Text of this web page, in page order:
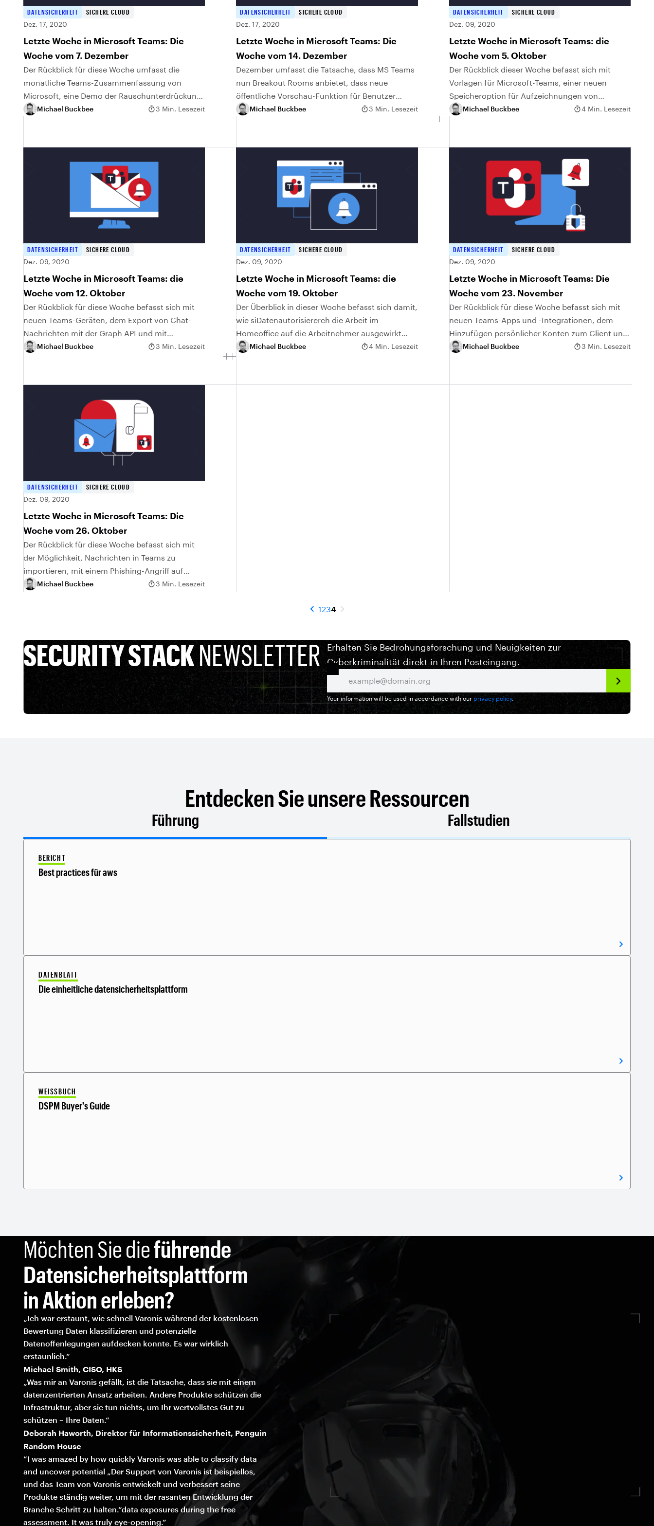
DATENSICHERHEIT
SICHERE CLOUD
Dez. 17, 2020
Letzte Woche in Microsoft Teams: Die
Woche vom 7. Dezember
Der Rückblick für diese Woche umfasst die
monatliche Teams-Zusammenfassung von
Microsoft, eine Demo der Rauschunterdrückung
in Besprechungen und eine wichtige Änderung
Michael Buckbee 3 Min. Lesezeit
DATENSICHERHEIT
SICHERE CLOUD
Dez. 17, 2020
Letzte Woche in Microsoft Teams: Die
Woche vom 14. Dezember
Dezember umfasst die Tatsache, dass MS Teams
nun Breakout Rooms anbietet, dass neue
öffentliche Vorschau-Funktion für Benutzer
aktiviert sind und wie man eine Weihnachtsfeier
Michael Buckbee 3 Min. Lesezeit
DATENSICHERHEIT
SICHERE CLOUD
Dez. 09, 2020
Letzte Woche in Microsoft Teams: die
Woche vom 5. Oktober
Der Rückblick dieser Woche befasst sich mit
Vorlagen für Microsoft-Teams, einer neuen
Speicheroption für Aufzeichnungen von
Meetings sowie mit Verbesserungen der
Erfahrung vor der Teilnahme an einem Meeting.
Michael Buckbee 4 Min. Lesezeit
DATENSICHERHEIT
SICHERE CLOUD
Dez. 09, 2020
Letzte Woche in Microsoft Teams: die
Woche vom 12. Oktober
Der Rückblick für diese Woche befasst sich mit
neuen Teams-Geräten, dem Export von Chat-
Nachrichten mit der Graph API und mit
Ressourcen für den Übergang von Skype
Michael Buckbee 3 Min. Lesezeit
DATENSICHERHEIT
SICHERE CLOUD
Dez. 09, 2020
Letzte Woche in Microsoft Teams: die
Woche vom 19. Oktober
Der Überblick in dieser Woche befasst sich damit,
wie siDatenautorisiererch die Arbeit im
Homeoffice auf die Arbeitnehmer ausgewirkt
hat, mit den nachteiligen Auswirkungen von
Michael Buckbee 4 Min. Lesezeit
DATENSICHERHEIT
SICHERE CLOUD
Dez. 09, 2020
Letzte Woche in Microsoft Teams: Die
Woche vom 23. November
Der Rückblick für diese Woche befasst sich mit
neuen Teams-Apps und -Integrationen, dem
Hinzufügen persönlicher Konten zum Client und
der Nutzung der neuen Umfragefunktion in
Michael Buckbee 3 Min. Lesezeit
DATENSICHERHEIT
SICHERE CLOUD
Dez. 09, 2020
Letzte Woche in Microsoft Teams: Die
Woche vom 26. Oktober
Der Rückblick für diese Woche befasst sich mit
der Möglichkeit, Nachrichten in Teams zu
importieren, mit einem Phishing-Angriff auf
Teams und mit Tipps für Teams-Besprechungen
Michael Buckbee 3 Min. Lesezeit
1234
SECURITY STACKNEWSLETTER
Erhalten Sie Bedrohungsforschung und Neuigkeiten zur
Cyberkriminalität direkt in Ihren Posteingang.
Your information will be used in accordance with our privacy policy.
Entdecken Sie unsere Ressourcen
Führung Fallstudien
BERICHT
Best practices für aws
DATENBLATT
Die einheitliche datensicherheitsplattform
WEISSBUCH
DSPM Buyer's Guide
Möchten Sie dieführende
Datensicherheitsplattform
in Aktion erleben?
„Ich war erstaunt, wie schnell Varonis während der kostenlosen
Bewertung Daten klassifizieren und potenzielle
Datenoffenlegungen aufdecken konnte. Es war wirklich
erstaunlich.“
Michael Smith, CISO, HKS
„Was mir an Varonis gefällt, ist die Tatsache, dass sie mit einem
datenzentrierten Ansatz arbeiten. Andere Produkte schützen die
Infrastruktur, aber sie tun nichts, um Ihr wertvollstes Gut zu
schützen – Ihre Daten.“
Deborah Haworth, Direktor für Informationssicherheit, Penguin
Random House
“I was amazed by how quickly Varonis was able to classify data
and uncover potential „Der Support von Varonis ist beispiellos,
und das Team von Varonis entwickelt und verbessert seine
Produkte ständig weiter, um mit der rasanten Entwicklung der
Branche Schritt zu halten.“data exposures during the free
assessment. It was truly eye-opening.”